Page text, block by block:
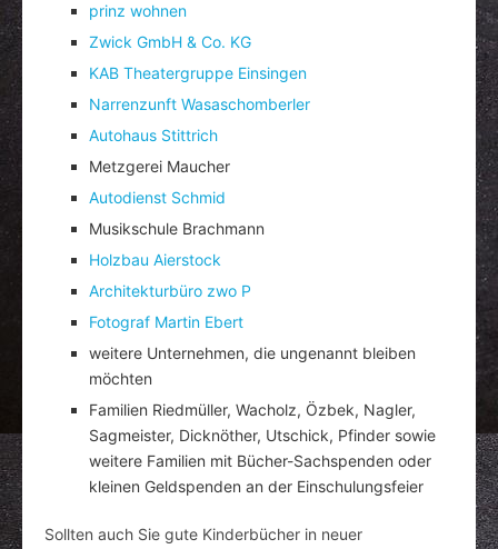
prinz wohnen
Zwick GmbH & Co. KG
KAB Theatergruppe Einsingen
Narrenzunft Wasaschomberler
Autohaus Stittrich
Metzgerei Maucher
Autodienst Schmid
Musikschule Brachmann
Holzbau Aierstock
Architekturbüro zwo P
Fotograf Martin Ebert
weitere Unternehmen, die ungenannt bleiben
möchten
Familien Riedmüller, Wacholz, Özbek, Nagler,
Sagmeister, Dicknöther, Utschick, Pfinder sowie
weitere Familien mit Bücher-Sachspenden oder
kleinen Geldspenden an der Einschulungsfeier
Sollten auch Sie gute Kinderbücher in neuer